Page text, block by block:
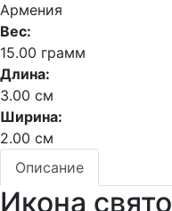
Армения
Вес:
15.00 грамм
Длина:
3.00 см
Ширина:
2.00 см
Описание
Икона